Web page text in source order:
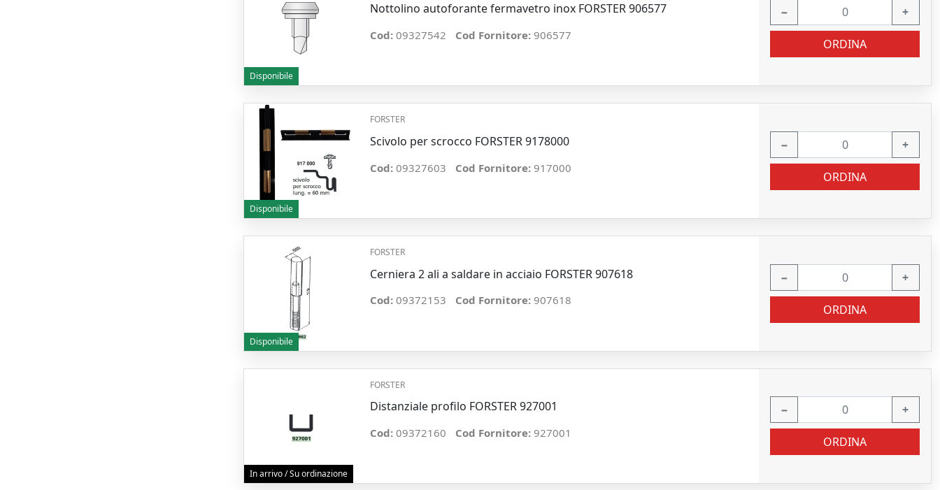
Disponibile
Nottolino autoforante fermavetro inox FORSTER 906577
Cod: 09327542 Cod Fornitore: 906577
− +
ORDINA
Disponibile
FORSTER
Scivolo per scrocco FORSTER 9178000
Cod: 09327603 Cod Fornitore: 917000
− +
ORDINA
Disponibile
FORSTER
Cerniera 2 ali a saldare in acciaio FORSTER 907618
Cod: 09372153 Cod Fornitore: 907618
− +
ORDINA
In arrivo / Su ordinazione
FORSTER
Distanziale profilo FORSTER 927001
Cod: 09372160 Cod Fornitore: 927001
− +
ORDINA